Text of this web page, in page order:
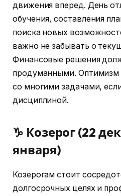
движения вперед. День
обучения, составления
поиска новых
важно не забывать о
Финансовые решения
продуманными. Оптимизм
со многими задачами,
дисциплиной.
♑ Козерог (22
января)
Козерогам стоит
долгосрочных целях и